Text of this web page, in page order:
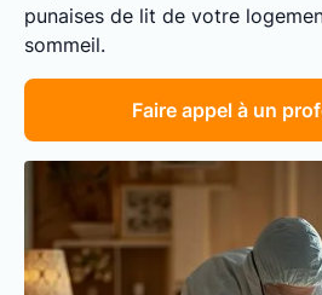
punaises de lit de votre
sommeil.
Faire appel à un